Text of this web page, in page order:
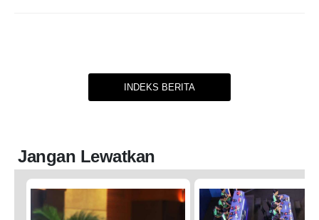
INDEKS BERITA
Jangan Lewatkan